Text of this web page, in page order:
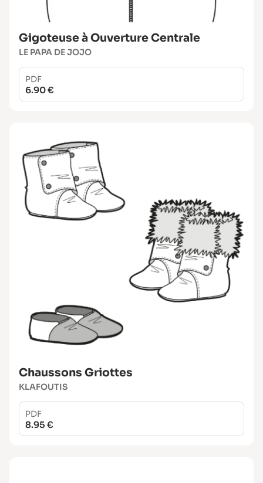
Gigoteuse à Ouverture Centrale
LE PAPA DE JOJO
PDF
6.90 €
Chaussons Griottes
KLAFOUTIS
PDF
8.95 €